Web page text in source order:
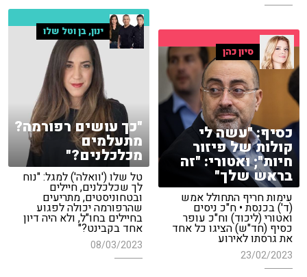
ינון, בן וטל שלו
"כך עושים רפורמה?
מתעלמים
מכלכלנים?"
טל שלו ('וואלה') למגל: "נוח
לך שכלכלנים, חיילים
ובטחוניסטים, מתריעים
שהרפורמה יכולה לפגוע
בחיילים בחו"ל, ולא היה דיון
אחד בקבינט?"
08/03/2023
סיון כהן
כסיף: "עשה לי
קולות של פיזור
חיות"; ואטורי: "זה
בראש שלך"
עימות חריף התחולל אמש
(ד') בכנסת • ח"כ ניסים
ואטורי (ליכוד) וח"כ עופר
כסיף (חד"ש) הציגו כל אחד
את גרסתו לאירוע
23/02/2023